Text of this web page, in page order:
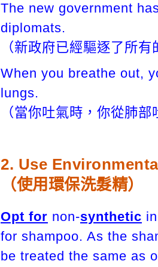
The new government
diplomats.
（新政府已經驅逐了所
When you breathe out,
lungs.
（當你吐氣時，你從肺
2. Use
（使用環保洗髮精）
Opt for non-synthetic
for shampoo. As the
be treated the same as